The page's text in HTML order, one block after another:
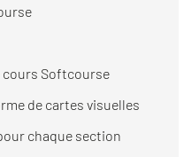
Softcourse
de cartes visuelles
chaque section